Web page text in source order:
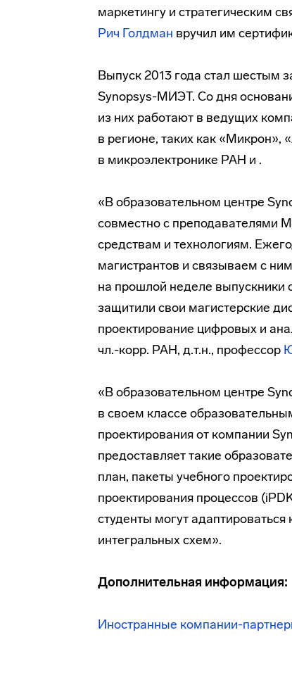
маркетингу и стратегическим
Рич Голдман вручил им
Выпуск 2013 года стал шестым
Synopsys-МИЭТ. Со дня
из них работают в ведущих
в регионе, таких как «Микрон»,
в микроэлектронике РАН и .
«В образовательном центре
совместно с преподавателями
средствам и технологиям.
магистрантов и связываем с
на прошлой неделе
защитили свои магистерские
проектирование цифровых и
чл.-корр. РАН, д.т.н., профессор
«В oбразовательном центре
в своем классе
проектирования от компании
предоставляет такие
план, пакеты учебного
проектирования процессов
студенты могут
интегральных схем».
Дополнительная информация:
Иностранные компании-